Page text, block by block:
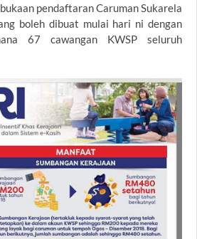
pendaftaran Caruman Sukarela
boleh dibuat mulai hari ni dengan
67 cawangan KWSP seluruh